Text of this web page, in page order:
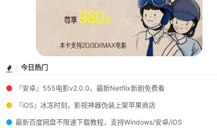
今日热门
『安卓』555电影v2.0.0，最新Netflix新剧免费看
『iOS』冰冻时刻，影视神器伪装上架苹果商店
最新百度网盘不限速下载教程，支持Windows/安卓/iOS